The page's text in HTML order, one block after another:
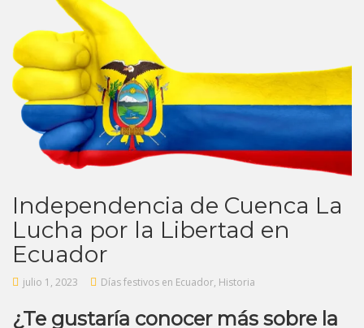
Independencia de Cuenca La
Lucha por la Libertad en
Ecuador
julio 1, 2023 Días festivos en Ecuador, Historia
¿Te gustaría conocer más sobre la